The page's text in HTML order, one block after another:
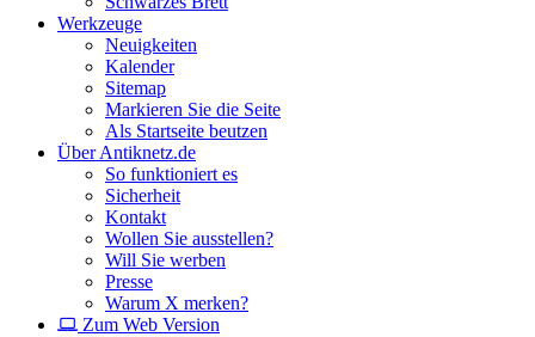
Werkzeuge
Neuigkeiten
Kalender
Sitemap
Markieren Sie die Seite
Als Startseite beutzen
Über Antiknetz.de
So funktioniert es
Sicherheit
Kontakt
Wollen Sie ausstellen?
Will Sie werben
Presse
Warum X merken?
Zum Web Version